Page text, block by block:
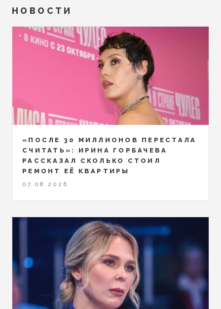
НОВОСТИ
«ПОСЛЕ 30 МИЛЛИОНОВ ПЕРЕСТАЛА
СЧИТАТЬ»: ИРИНА ГОРБАЧЕВА
РАССКАЗАЛ СКОЛЬКО СТОИЛ
РЕМОНТ ЕЁ КВАРТИРЫ
07.08.2026